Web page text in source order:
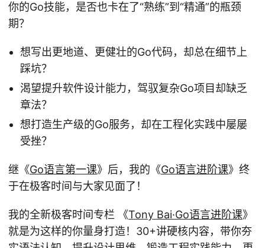
你的Go技能，是否也卡在了“熟练”到“精通”的瓶颈
期？
想写出更地道、更健壮的Go代码，却总在细节上
踩坑？
渴望提升软件设计能力，驾驭复杂Go项目却缺乏
章法？
想打造生产级的Go服务，却在工程化实践中屡屡
受挫？
继《Go语言第一课》后，我的《Go语言进阶课》终
于在极客时间与大家见面了！
我的全新极客时间专栏 《Tony Bai·Go语言进阶课》
就是为这样的你量身打造！30+讲硬核内容，带你夯